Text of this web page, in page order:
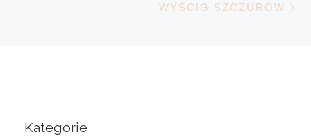
WYŚCIG SZCZURÓW
Kategorie